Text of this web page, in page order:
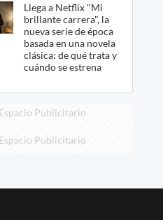
Llega a Netflix "Mi
brillante carrera", la
nueva serie de época
basada en una novela
clásica: de qué trata y
cuándo se estrena
Espacio Publicitario
Espacio Publicitario